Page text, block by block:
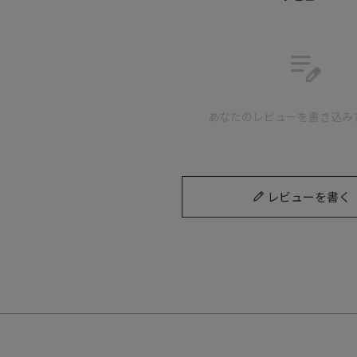
スタイリッシュなのに、ゆったり
edit_note
あなたのレビューを書き込み
レビューを書く